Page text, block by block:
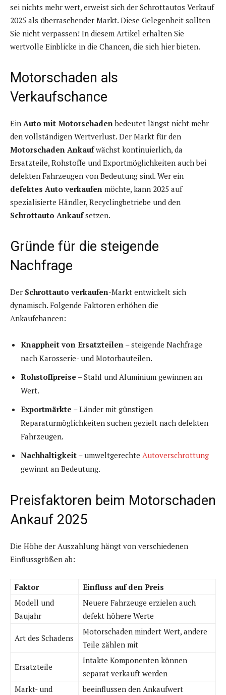
sei nichts mehr wert, erweist sich der Schrottautos Verkauf
2025 als überraschender Markt. Diese Gelegenheit sollten
Sie nicht verpassen! In diesem Artikel erhalten Sie
wertvolle Einblicke in die Chancen, die sich hier bieten.
Motorschaden als
Verkaufschance
Ein Auto mit Motorschadenbedeutet längst nicht mehr
den vollständigen Wertverlust. Der Markt für den
Motorschaden Ankaufwächst kontinuierlich, da
Ersatzteile, Rohstoffe und Exportmöglichkeiten auch bei
defekten Fahrzeugen von Bedeutung sind. Wer ein
defektes Auto verkaufen möchte, kann 2025 auf
spezialisierte Händler, Recyclingbetriebe und den
Schrottauto Ankaufsetzen.
Gründe für die steigende
Nachfrage
Der Schrottauto verkaufen-Markt entwickelt sich
dynamisch. Folgende Faktoren erhöhen die
Ankaufchancen:
Knappheit von Ersatzteilen – steigende Nachfrage
nach Karosserie- und Motorbauteilen.
Rohstoffpreise – Stahl und Aluminium gewinnen an
Wert.
Exportmärkte – Länder mit günstigen
Reparaturmöglichkeiten suchen gezielt nach defekten
Fahrzeugen.
Nachhaltigkeit – umweltgerechte Autoverschrottung
gewinnt an Bedeutung.
Preisfaktoren beim Motorschaden
Ankauf 2025
Die Höhe der Auszahlung hängt von verschiedenen
Einflussgrößen ab:
Faktor
Einfluss auf den Preis
Modell und
Baujahr
Neuere Fahrzeuge erzielen auch
defekt höhere Werte
Art des Schadens
Motorschaden mindert Wert, andere
Teile zählen mit
Ersatzteile
Intakte Komponenten können
separat verkauft werden
Markt- und
beeinflussen den Ankaufwert